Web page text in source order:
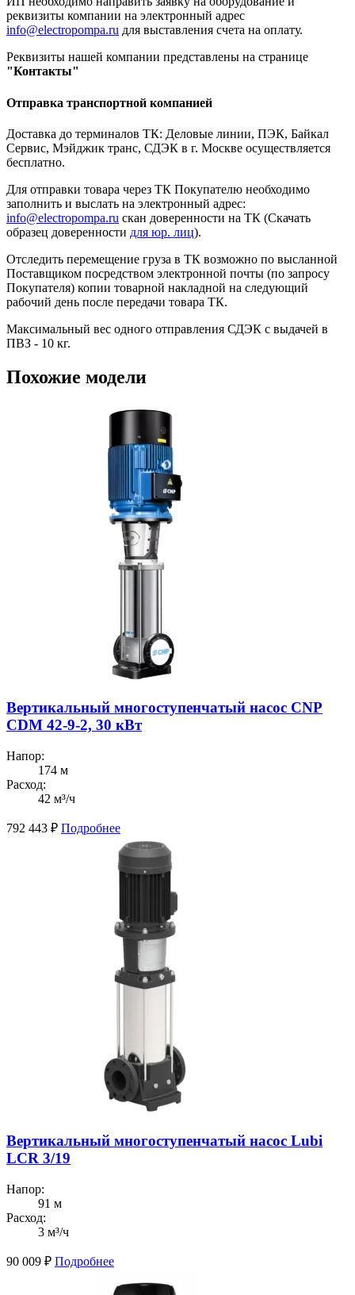
реквизиты компании на электронный адрес
info@electropompa.ru для выставления счета на оплату.
Реквизиты нашей компании представлены на странице
"Контакты"
Отправка транспортной компанией
Доставка до терминалов ТК: Деловые линии, ПЭК, Байкал
Сервис, Мэйджик транс, СДЭК в г. Москве осуществляется
бесплатно.
Для отправки товара через ТК Покупателю необходимо
заполнить и выслать на электронный адрес:
info@electropompa.ru скан доверенности на ТК (Скачать
образец доверенности для юр. лиц).
Отследить перемещение груза в ТК возможно по высланной
Поставщиком посредством электронной почты (по запросу
Покупателя) копии товарной накладной на следующий
рабочий день после передачи товара ТК.
Максимальный вес одного отправления СДЭК с выдачей в
ПВЗ - 10 кг.
Похожие модели
Вертикальный многоступенчатый насос CNP
CDM 42-9-2, 30 кВт
Напор:
174 м
Расход:
42 м³/ч
792 443 ₽ Подробнее
Вертикальный многоступенчатый насос Lubi
LCR 3/19
Напор:
91 м
Расход:
3 м³/ч
90 009 ₽ Подробнее